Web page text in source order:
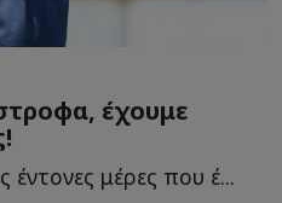
έχουμε
μέρες που έ...